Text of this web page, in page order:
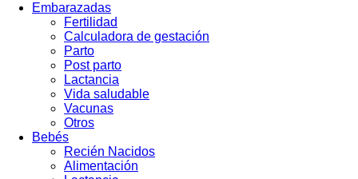
Embarazadas
Fertilidad
Calculadora de gestación
Parto
Post parto
Lactancia
Vida saludable
Vacunas
Otros
Bebés
Recién Nacidos
Alimentación